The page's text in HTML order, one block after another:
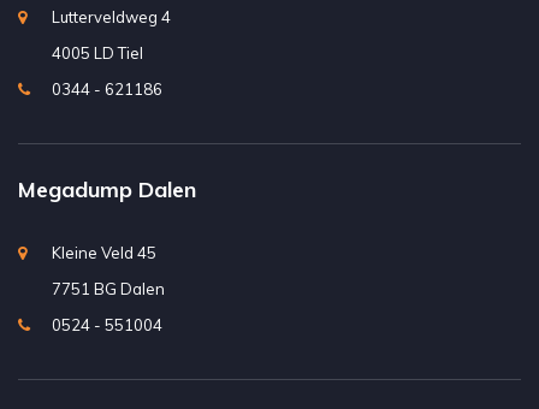
Lutterveldweg 4
4005 LD Tiel
0344 - 621186
Megadump Dalen
Kleine Veld 45
7751 BG Dalen
0524 - 551004